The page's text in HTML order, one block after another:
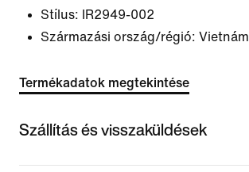
Stílus:
IR2949-002
Származási ország/régió: Vietnám
Termékadatok megtekintése
Szállítás és visszaküldések